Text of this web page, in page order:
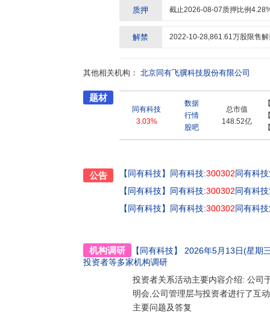
延伸出了能够影响人类生活方式的深远意义
转型。同有科技坚持以技术创新作为企业发
中国力量掌握核心技术命脉,铸就国之利器,绽
力求以最大的协同效应带动中国存储行业整
家大数据产业链与国家战略新兴产业的发展,
新型企业,不仅注重自身的发展,更肩负着助力
质押 截止2026-08-07质押比例4.28
解禁 2022-10-28,861.61万股限售
其他相关机构： 北京同有飞骥科技股份有限公司
题材
同有科技
3.03%
数据
行情
股吧
总市值
148.52亿
公告 【同有科技】 同有科技:300302同有科
【同有科技】 同有科技:300302同有科
【同有科技】 同有科技:300302同有科
机构调研 【同有科技】
2026年5月13日(星期
投资者等多家机构调研
投资者关系活动主要内容介绍: 公司
明会,公司管理层与投资者进行了互
主要问题及答复